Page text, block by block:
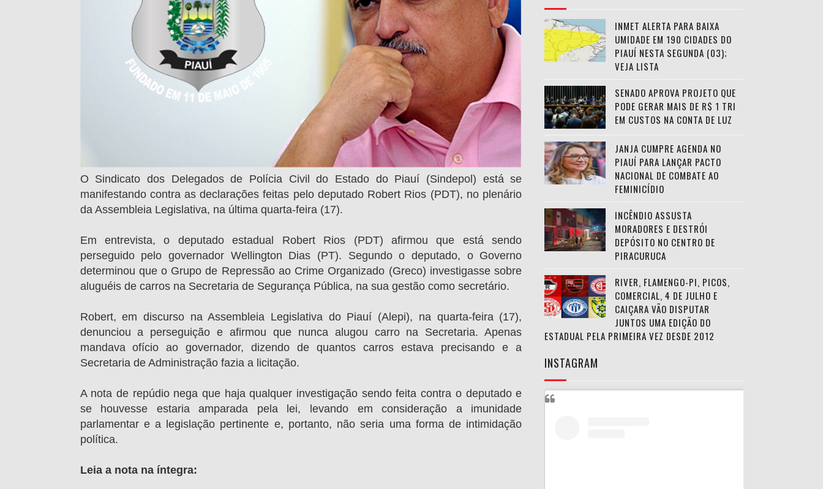
O Sindicato dos Delegados de Polícia Civil do Estado do Piauí (Sindepol) está se
manifestando contra as declarações feitas pelo deputado Robert Rios (PDT), no plenário
da Assembleia Legislativa, na última quarta-feira (17).
Em entrevista, o deputado estadual Robert Rios (PDT) afirmou que está sendo
perseguido pelo governador Wellington Dias (PT). Segundo o deputado, o Governo
determinou que o Grupo de Repressão ao Crime Organizado (Greco) investigasse sobre
aluguéis de carros na Secretaria de Segurança Pública, na sua gestão como secretário.
Robert, em discurso na Assembleia Legislativa do Piauí (Alepi), na quarta-feira (17),
denunciou a perseguição e afirmou que nunca alugou carro na Secretaria. Apenas
mandava ofício ao governador, dizendo de quantos carros estava precisando e a
Secretaria de Administração fazia a licitação.
A nota de repúdio nega que haja qualquer investigação sendo feita contra o deputado e
se houvesse estaria amparada pela lei, levando em consideração a imunidade
parlamentar e a legislação pertinente e, portanto, não seria uma forma de intimidação
política.
Leia a nota na íntegra:
INMET ALERTA PARA BAIXA
UMIDADE EM 190 CIDADES DO
PIAUÍ NESTA SEGUNDA (03);
VEJA LISTA
SENADO APROVA PROJETO QUE
PODE GERAR MAIS DE R$ 1 TRI
EM CUSTOS NA CONTA DE LUZ
JANJA CUMPRE AGENDA NO
PIAUÍ PARA LANÇAR PACTO
NACIONAL DE COMBATE AO
FEMINICÍDIO
INCÊNDIO ASSUSTA
MORADORES E DESTRÓI
DEPÓSITO NO CENTRO DE
PIRACURUCA
RIVER, FLAMENGO-PI, PICOS,
COMERCIAL, 4 DE JULHO E
CAIÇARA VÃO DISPUTAR
JUNTOS UMA EDIÇÃO DO
ESTADUAL PELA PRIMEIRA VEZ DESDE 2012
INSTAGRAM